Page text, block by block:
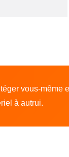
vous-même
à autrui.